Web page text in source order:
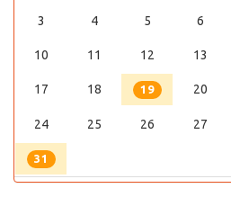
3 4 5 6
10 11 12 13
17 18 19 20
24 25 26 27
31